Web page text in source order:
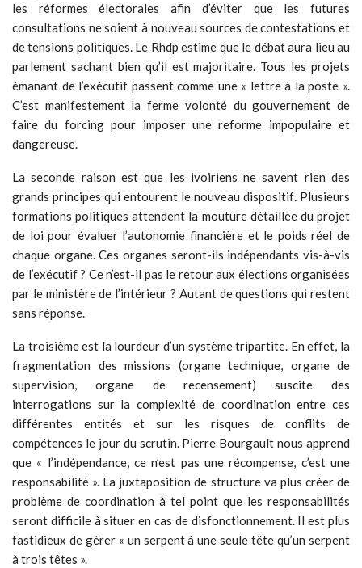
les réformes électorales afin d’éviter que les futures
consultations ne soient à nouveau sources de contestations et
de tensions politiques. Le Rhdp estime que le débat aura lieu au
parlement sachant bien qu’il est majoritaire. Tous les projets
émanant de l’exécutif passent comme une « lettre à la poste ».
C’est manifestement la ferme volonté du gouvernement de
faire du forcing pour imposer une reforme impopulaire et
dangereuse.
La seconde raison est que les ivoiriens ne savent rien des
grands principes qui entourent le nouveau dispositif. Plusieurs
formations politiques attendent la mouture détaillée du projet
de loi pour évaluer l’autonomie financière et le poids réel de
chaque organe. Ces organes seront-ils indépendants vis-à-vis
de l’exécutif ? Ce n’est-il pas le retour aux élections organisées
par le ministère de l’intérieur ? Autant de questions qui restent
sans réponse.
La troisième est la lourdeur d’un système tripartite. En effet, la
fragmentation des missions (organe technique, organe de
supervision, organe de recensement) suscite des
interrogations sur la complexité de coordination entre ces
différentes entités et sur les risques de conflits de
compétences le jour du scrutin. Pierre Bourgault nous apprend
que « l’indépendance, ce n’est pas une récompense, c’est une
responsabilité ». La juxtaposition de structure va plus créer de
problème de coordination à tel point que les responsabilités
seront difficile à situer en cas de disfonctionnement. Il est plus
fastidieux de gérer « un serpent à une seule tête qu’un serpent
à trois têtes ».